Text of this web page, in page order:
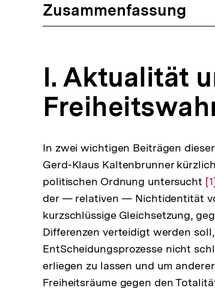
Zusammenfassung
I. Aktualität
In zwei wichtigen Beiträgen
Gerd-Klaus Kaltenbrunner
politischen Ordnung untersucht
der — relativen — Nichtidentität
kurzschlüssige Gleichsetzung,
Differenzen verteidigt werden
EntScheidungsprozesse nicht
erliegen zu lassen und um
Freiheitsräume gegen den